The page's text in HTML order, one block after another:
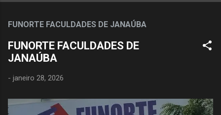
FUNORTE FACULDADES DE JANAÚBA
FUNORTE FACULDADES DE
JANAÚBA
- janeiro 28, 2026